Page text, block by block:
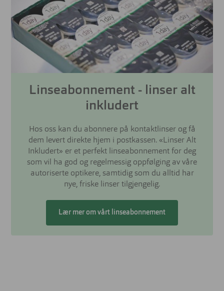
Linseabonnement - linser alt
inkludert
Hos oss kan du abonnere på kontaktlinser og få
dem levert direkte hjem i postkassen. «Linser Alt
Inkludert» er et perfekt linseabonnement for deg
som vil ha god og regelmessig oppfølging av våre
autoriserte optikere, samtidig som du alltid har
nye, friske linser tilgjengelig.
Lær mer om vårt linseabonnement